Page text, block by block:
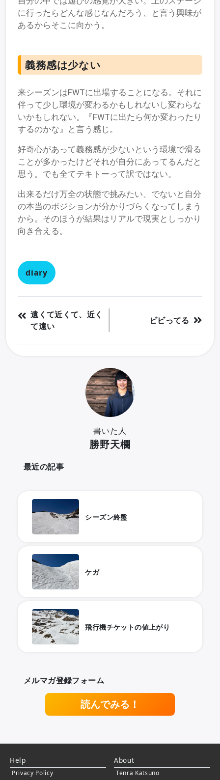
に行ったらどんな感じなんだろう、と言う興味が
あるからそこに向かう。
義務感は少ない
来シーズンはFWTに出場することになる。それに
伴って少し環境が変わるかもしれないし変わらな
いかもしれない。『FWTに出たら何か変わったり
するのかな』と言う感じ。
好奇心があって義務感が少ないという環境で滑る
ことが多かったけどそれが自分にあってるんだと
思う。でも全てテキトーって訳ではない。
出来るだけ万全の状態で挑みたい、でないと自分
の本当のポジションが分かりづらくなってしまう
から。そのほうが結果はリアルで現実としっかり
向き合える。
diary
遠くて近くて、近く
て遠い
ビビってる
書いた人
勝野天欄
最近の記事
シーズン終盤
ケガ
飛行機チケットの値上がり
メルマガ登録フォーム
読んでみる！
Help
Privacy Policy
About
Tenra Katsuno